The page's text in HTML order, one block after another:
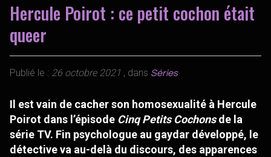
Hercule Poirot : ce petit cochon était
queer
Publié le : 26 octobre 2021 , dans Séries
Il est vain de cacher son homosexualité à Hercule
Poirot dans l’épisode Cinq Petits Cochonsde la
série TV. Fin psychologue au gaydar développé, le
détective va au-delà du discours, des apparences